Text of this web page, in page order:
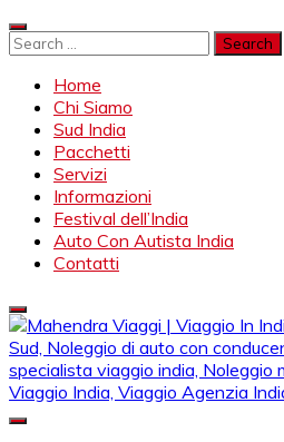
Skip
to
Search
Home
Chi Siamo
Sud India
Pacchetti
Servizi
Informazioni
Festival dell’India
Auto Con Autista India
Contatti